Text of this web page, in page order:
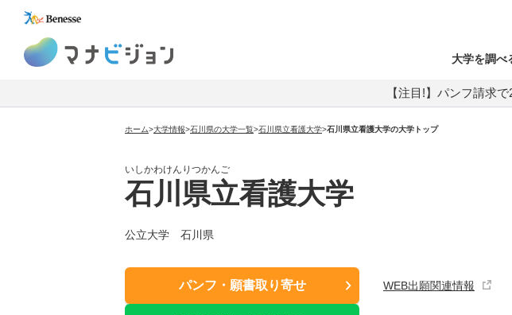
大学を調べ
【注目!】パンフ請求
ホーム>大学情報>石川県の大学一覧>石川県立看護大学>石川県立看護大学の大学トップ
いしかわけんりつかんご
石川県立看護大学
公立大学 石川県
パンフ・願書取り寄せ WEB出願関連情報